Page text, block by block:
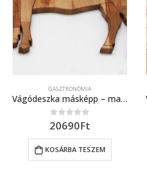
GASZTRONÓMIA
Vágódeszka másképp – marha forma
0out of 5
20690Ft
KOSÁRBA TESZEM